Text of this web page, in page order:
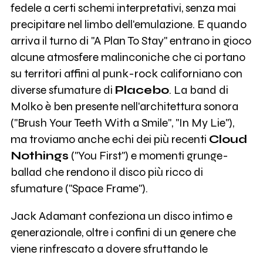
fedele a certi schemi interpretativi, senza mai
precipitare nel limbo dell'emulazione. E quando
arriva il turno di "A Plan To Stay" entrano in gioco
alcune atmosfere malinconiche che ci portano
su territori affini al punk-rock californiano con
diverse sfumature di Placebo. La band di
Molko è ben presente nell'architettura sonora
("Brush Your Teeth With a Smile", "In My Lie"),
ma troviamo anche echi dei più recenti Cloud
Nothings ("You First") e momenti grunge-
ballad che rendono il disco più ricco di
sfumature ("Space Frame").
Jack Adamant confeziona un disco intimo e
generazionale, oltre i confini di un genere che
viene rinfrescato a dovere sfruttando le